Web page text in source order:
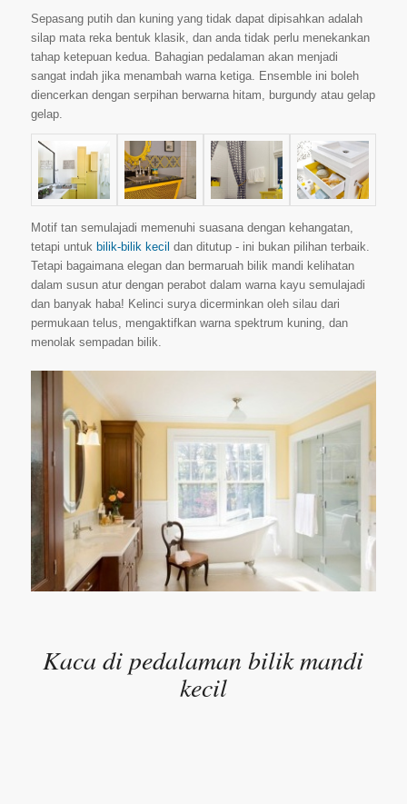
Sepasang putih dan kuning yang tidak dapat dipisahkan adalah
silap mata reka bentuk klasik, dan anda tidak perlu menekankan
tahap ketepuan kedua. Bahagian pedalaman akan menjadi
sangat indah jika menambah warna ketiga. Ensemble ini boleh
diencerkan dengan serpihan berwarna hitam, burgundy atau gelap
gelap.
Motif tan semulajadi memenuhi suasana dengan kehangatan,
tetapi untuk bilik-bilik kecil dan ditutup - ini bukan pilihan terbaik.
Tetapi bagaimana elegan dan bermaruah bilik mandi kelihatan
dalam susun atur dengan perabot dalam warna kayu semulajadi
dan banyak haba! Kelinci surya dicerminkan oleh silau dari
permukaan telus, mengaktifkan warna spektrum kuning, dan
menolak sempadan bilik.
Kaca di pedalaman bilik mandi
kecil